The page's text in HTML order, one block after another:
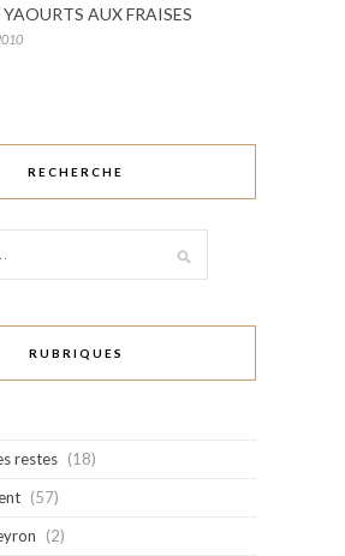
AUX FRAISES
RECHERCHE
RUBRIQUES
restes (18)
(57)
(2)